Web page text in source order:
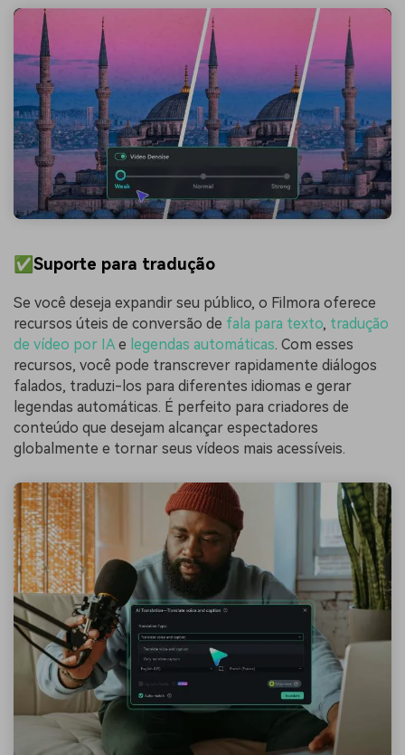
✅Suporte para tradução
Se você deseja expandir seu público, o Filmora oferece
recursos úteis de conversão de fala para texto, tradução
de vídeo por IAe legendas automáticas. Com esses
recursos, você pode transcrever rapidamente diálogos
falados, traduzi-los para diferentes idiomas e gerar
legendas automáticas. É perfeito para criadores de
conteúdo que desejam alcançar espectadores
globalmente e tornar seus vídeos mais acessíveis.